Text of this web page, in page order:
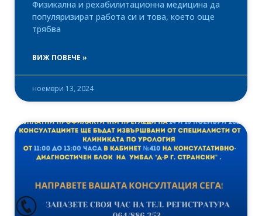
Физикална и рехабилитационна медицина да
популяризират работа си и това, което още
трябва
ВИЖ ПОВЕЧЕ »
ноември 13, 2024